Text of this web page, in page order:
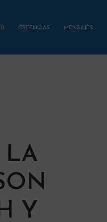
CREENCIAS MENSAJES
LA
Y